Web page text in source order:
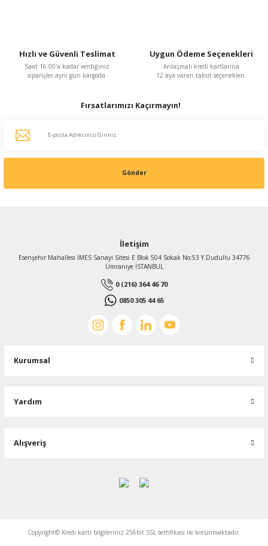
%48 1.569,76 TL
Hızlı ve Güvenli Teslimat
Saat 16:00'a kadar verdiğiniz
siparişler aynı gün kargoda.
Uygun Ödeme Seçenekleri
Anlaşmalı kredi kartlarına
12 aya varan taksit seçenekleri.
Fırsatlarımızı Kaçırmayın!
Gönder
İletişim
Esenşehir Mahallesi İMES Sanayi Sitesi E Blok 504 Sokak No:53 Y.Dudullu 34776
Ümraniye İSTANBUL
0 (216) 364 46 70
0850 305 44 65
Kurumsal
Yardım
Alışveriş
Copyright© Kredi kartı bilgileriniz 256bit SSL sertifikası ile korunmaktadır.